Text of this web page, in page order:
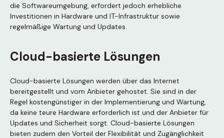
die Softwareumgebung, erfordert jedoch erhebliche
Investitionen in Hardware und IT-Infrastruktur sowie
regelmäßige Wartung und Updates.
Cloud-basierte Lösungen
Cloud-basierte Lösungen werden über das Internet
bereitgestellt und vom Anbieter gehostet. Sie sind in der
Regel kostengünstiger in der Implementierung und Wartung,
da keine teure Hardware erforderlich ist und der Anbieter für
Updates und Sicherheit sorgt. Cloud-basierte Lösungen
bieten zudem den Vorteil der Flexibilität und Zugänglichkeit